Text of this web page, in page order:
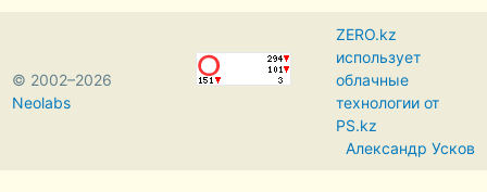
© 2002–2026
Neolabs
ZERO.kz
использует
облачные
технологии от
PS.kz
Александр Усков